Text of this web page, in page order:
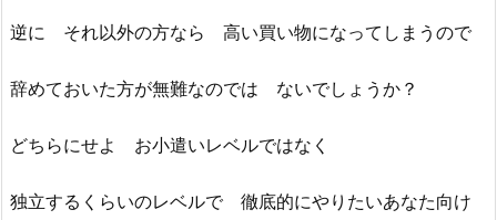
逆に それ以外の方なら 高い買い物になってしまうので
辞めておいた方が無難なのでは ないでしょうか？
どちらにせよ お小遣いレベルではなく
独立するくらいのレベルで 徹底的にやりたいあなた向け